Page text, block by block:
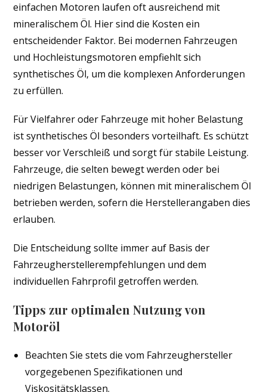
einfachen Motoren laufen oft ausreichend mit
mineralischem Öl. Hier sind die Kosten ein
entscheidender Faktor. Bei modernen Fahrzeugen
und Hochleistungsmotoren empfiehlt sich
synthetisches Öl, um die komplexen Anforderungen
zu erfüllen.
Für Vielfahrer oder Fahrzeuge mit hoher Belastung
ist synthetisches Öl besonders vorteilhaft. Es schützt
besser vor Verschleiß und sorgt für stabile Leistung.
Fahrzeuge, die selten bewegt werden oder bei
niedrigen Belastungen, können mit mineralischem Öl
betrieben werden, sofern die Herstellerangaben dies
erlauben.
Die Entscheidung sollte immer auf Basis der
Fahrzeugherstellerempfehlungen und dem
individuellen Fahrprofil getroffen werden.
Tipps zur optimalen Nutzung von
Motoröl
Beachten Sie stets die vom Fahrzeughersteller
vorgegebenen Spezifikationen und
Viskositätsklassen.